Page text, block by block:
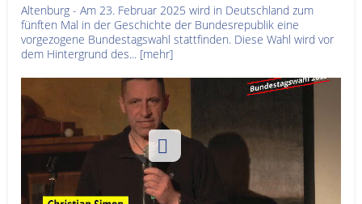
Altenburg - Am 23. Februar 2025 wird in Deutschland zum
fünften Mal in der Geschichte der Bundesrepublik eine
vorgezogene Bundestagswahl stattfinden. Diese Wahl wird vor
dem Hintergrund des... [mehr]